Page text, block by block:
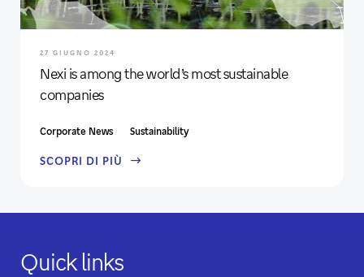
27 GIUGNO 2024
Nexi is among the world’s most sustainable
companies
Corporate News Sustainability
SCOPRI DI PIÙ
Quick links